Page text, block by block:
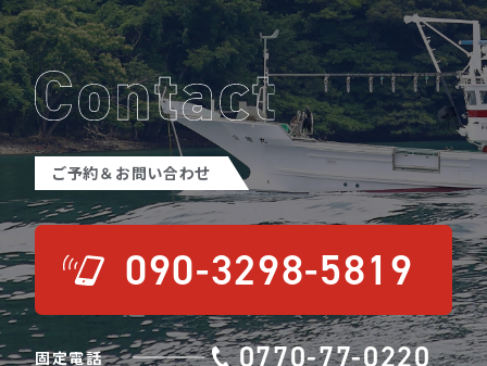
ご予約＆お問い合わせ
090-3298-5819
固定電話 0770-77-0220